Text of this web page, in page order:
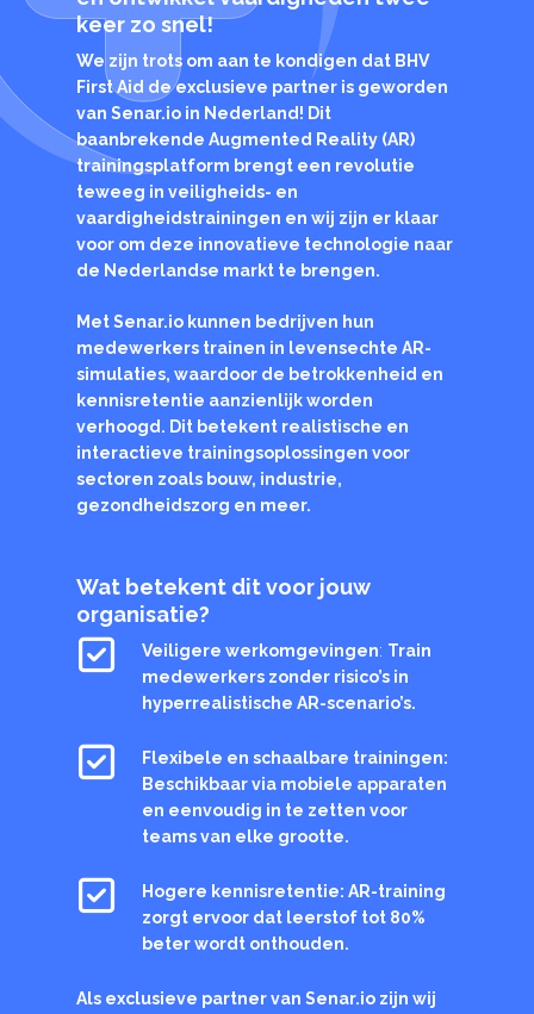
keer zo snel!
We zijn trots om aan te kondigen dat BHV
First Aid de exclusieve partner is geworden
vanSenar.io in Nederland! Dit
baanbrekende Augmented Reality (AR)
trainingsplatform brengt een revolutie
teweeg in veiligheids- en
vaardigheidstrainingen en wij zijn er klaar
voor om deze innovatieve technologie naar
de Nederlandse markt te brengen.
Met Senar.io kunnen bedrijven hun
medewerkers trainen in levensechte AR-
simulaties, waardoor de betrokkenheid en
kennisretentie aanzienlijk worden
verhoogd. Dit betekent realistische en
interactieve trainingsoplossingen voor
sectoren zoals bouw, industrie,
gezondheidszorg en meer.
Wat betekent dit voor jouw
organisatie?
Veiligere werkomgevingen: Train
medewerkers zonder risico’s in
hyperrealistische AR-scenario’s.
Flexibele en schaalbare trainingen:
Beschikbaar via mobiele apparaten
en eenvoudig in te zetten voor
teams van elke grootte.
Hogere kennisretentie: AR-training
zorgt ervoor dat leerstof tot 80%
beter wordt onthouden.
Als exclusieve partner van Senar.io zijn wij